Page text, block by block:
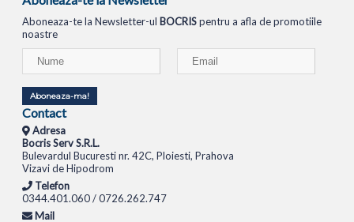
Aboneaza-te la Newsletter-ul BOCRISpentru a afla de promotiile
noastre
Aboneaza-ma!
Contact
Adresa
Bocris Serv S.R.L.
Bulevardul Bucuresti nr. 42C, Ploiesti, Prahova
Vizavi de Hipodrom
Telefon
0344.401.060 / 0726.262.747
Mail